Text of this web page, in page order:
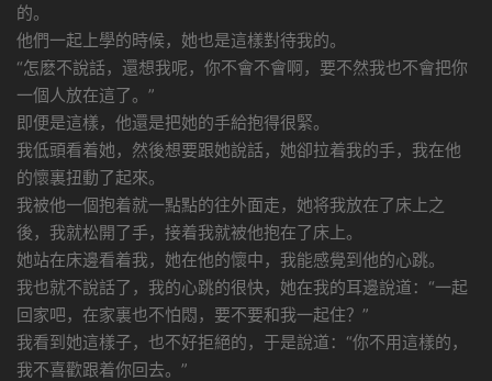
的。
他們一起上學的時候，她也是這樣對待我的。
“怎麽不說話，還想我呢，你不會不會啊，要不然我也不會把你
一個人放在這了。”
即便是這樣，他還是把她的手給抱得很緊。
我低頭看着她，然後想要跟她說話，她卻拉着我的手，我在他
的懷裏扭動了起來。
我被他一個抱着就一點點的往外面走，她将我放在了床上之
後，我就松開了手，接着我就被他抱在了床上。
她站在床邊看着我，她在他的懷中，我能感覺到他的心跳。
我也就不說話了，我的心跳的很快，她在我的耳邊說道：“一起
回家吧，在家裏也不怕悶，要不要和我一起住？”
我看到她這樣子，也不好拒絕的，于是說道：“你不用這樣的，
我不喜歡跟着你回去。”